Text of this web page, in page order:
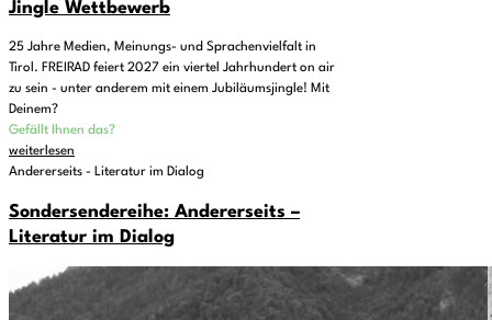
Jingle Wettbewerb
25 Jahre Medien, Meinungs- und Sprachenvielfalt in
Tirol. FREIRAD feiert 2027 ein viertel Jahrhundert on air
zu sein - unter anderem mit einem Jubiläumsjingle! Mit
Deinem?
Gefällt Ihnen das?
weiterlesen
Andererseits - Literatur im Dialog
Sondersendereihe: Andererseits –
Literatur im Dialog